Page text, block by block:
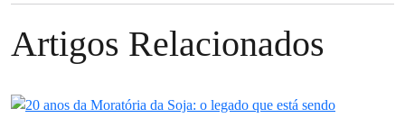
Artigos Relacionados